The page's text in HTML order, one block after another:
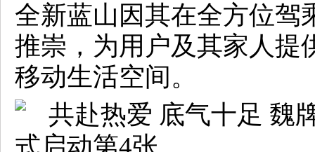
全新蓝山因其在全方位驾
推崇，为用户及其家人提
移动生活空间。